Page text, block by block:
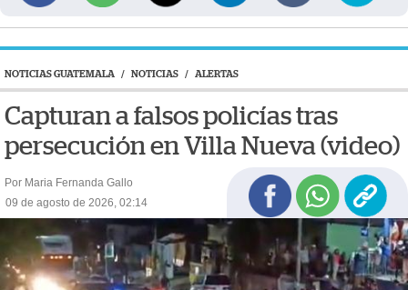
NOTICIAS GUATEMALA / NOTICIAS / ALERTAS
Capturan a falsos policías tras
persecución en Villa Nueva (video)
Por Maria Fernanda Gallo
09 de agosto de 2026, 02:14